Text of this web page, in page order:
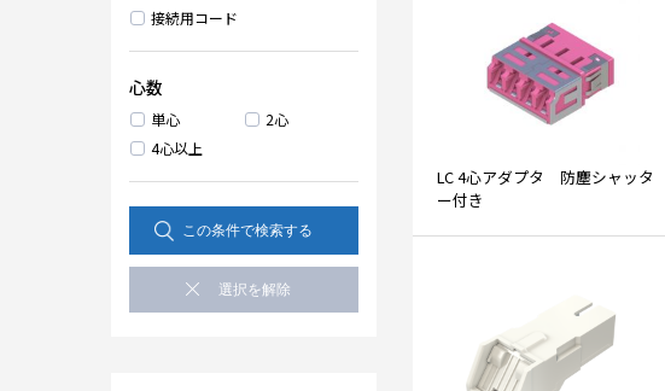
接続用コード
心数
単心
2心
4心以上
LC 4心アダプタ 防塵シャッタ
ー付き